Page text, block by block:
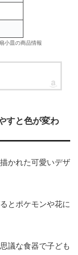
小皿の商品情報
すと色が変わ
かれた可愛いデザ
とポケモンや花に
議な食器で子ども